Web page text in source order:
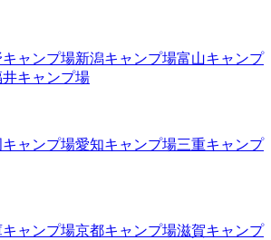
キャンプ場新潟キャンプ場富山キャンプ
井キャンプ場
キャンプ場愛知キャンプ場三重キャンプ
キャンプ場京都キャンプ場滋賀キャンプ